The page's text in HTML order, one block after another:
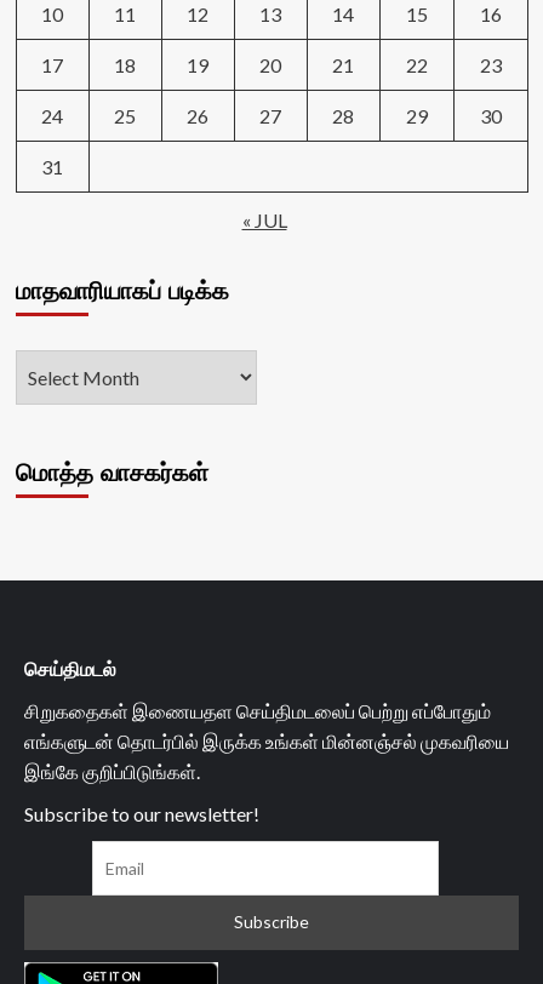
10 11 12 13 14 15 16
17 18 19 20 21 22 23
24 25 26 27 28 29 30
31
« JUL
மாதவாரியாகப் படிக்க
மொத்த வாசகர்கள்
செய்திமடல்
சிறுகதைகள் இணையதள செய்திமடலைப் பெற்று எப்போதும்
எங்களுடன் தொடர்பில் இருக்க உங்கள் மின்னஞ்சல் முகவரியை
இங்கே குறிப்பிடுங்கள்.
Subscribe to our newsletter!